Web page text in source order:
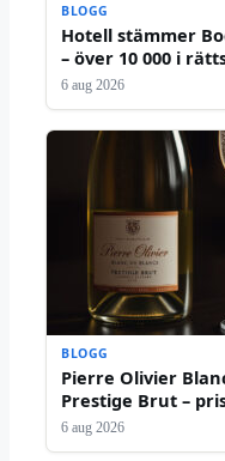
BLOGG
Hotell stämmer
– över 10 000 i
6 aug 2026
BLOGG
Pierre Olivier
Prestige Brut –
6 aug 2026